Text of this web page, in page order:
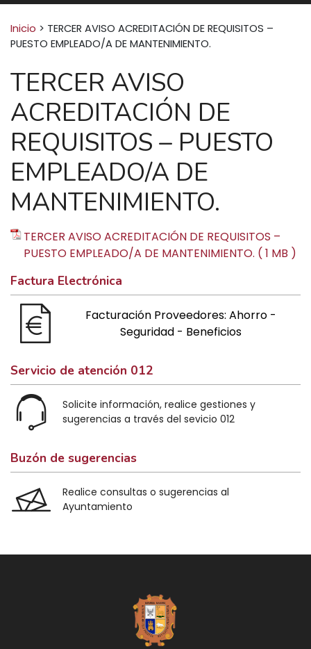
Buscar:
Inicio > TERCER AVISO ACREDITACIÓN DE REQUISITOS –
PUESTO EMPLEADO/A DE MANTENIMIENTO.
TERCER AVISO
ACREDITACIÓN DE
REQUISITOS – PUESTO
EMPLEADO/A DE
MANTENIMIENTO.
TERCER AVISO ACREDITACIÓN DE REQUISITOS –
PUESTO EMPLEADO/A DE MANTENIMIENTO. ( 1 MB )
Factura Electrónica
Facturación Proveedores: Ahorro -
Seguridad - Beneficios
Servicio de atención 012
Solicite información, realice gestiones y
sugerencias a través del sevicio 012
Buzón de sugerencias
Realice consultas o sugerencias al
Ayuntamiento